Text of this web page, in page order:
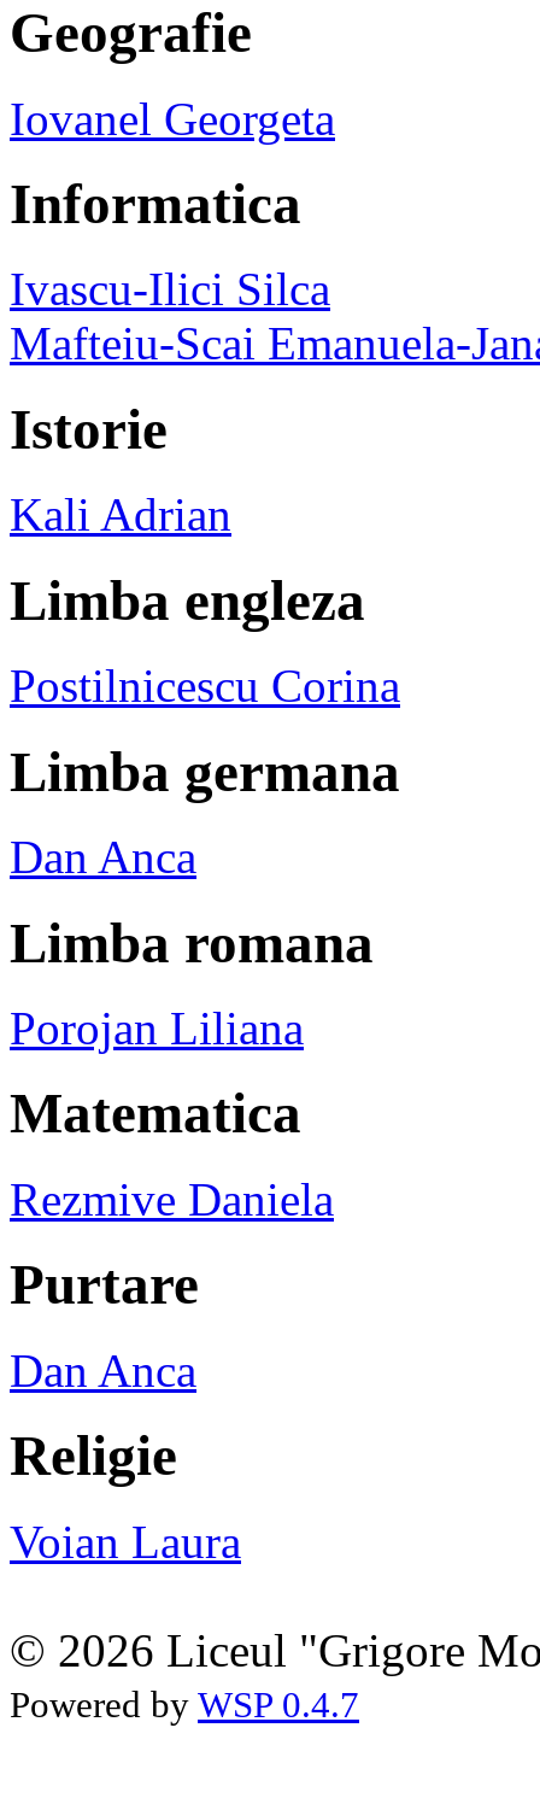
Geografie
Iovanel Georgeta
Informatica
Ivascu-Ilici Silca
Mafteiu-Scai Emanuela-
Istorie
Kali Adrian
Limba engleza
Postilnicescu Corina
Limba germana
Dan Anca
Limba romana
Porojan Liliana
Matematica
Rezmive Daniela
Purtare
Dan Anca
Religie
Voian Laura
© 2026 Liceul "Grigore
Powered by WSP 0.4.7